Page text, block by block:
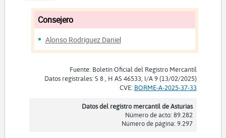
Consejero
Alonso Rodriguez Daniel
Fuente: Boletín Oficial del Registro Mercantil
Datos registrales: S 8 , H AS 46533, I/A 9 (13/02/2025)
CVE: BORME-A-2025-37-33
Datos del registro mercantil de Asturias
Número de acto: 89.282
Número de página: 9.297